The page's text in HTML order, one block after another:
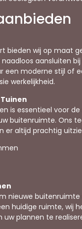
bieden wij op maat
aansluiten
een moderne stijl of
werkelijkheid.
is essentieel voor
buitenruimte. Ons
er altijd prachtig
nieuwe buitenruimte
huidige ruimte, wij
uw plannen te